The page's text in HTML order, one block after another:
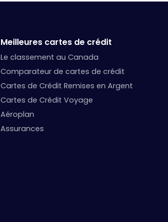
Meilleures cartes de crédit
Le classement au Canada
Comparateur de cartes de crédit
Cartes de Crédit Remises en Argent
Cartes de Crédit Voyage
Aéroplan
Assurances